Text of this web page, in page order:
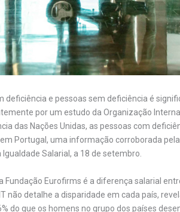
deficiência e pessoas sem deficiência é
por um estudo da Organização
das Nações Unidas, as pessoas com
Portugal, uma informação corroborada
Salarial, a 18 de setembro.
Fundação Eurofirms é a diferença salarial
não detalhe a disparidade em cada país,
do que os homens no grupo dos países